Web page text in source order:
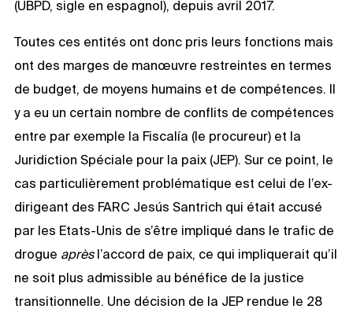
(UBPD, sigle en espagnol), depuis avril 2017.
Toutes ces entités ont donc pris leurs fonctions mais
ont des marges de manœuvre restreintes en termes
de budget, de moyens humains et de compétences. Il
y a eu un certain nombre de conflits de compétences
entre par exemple la Fiscalía (le procureur) et la
Juridiction Spéciale pour la paix (JEP). Sur ce point, le
cas particulièrement problématique est celui de l’ex-
dirigeant des FARC Jesús Santrich qui était accusé
par les Etats-Unis de s’être impliqué dans le trafic de
drogue aprèsl’accord de paix, ce qui impliquerait qu’il
ne soit plus admissible au bénéfice de la justice
transitionnelle. Une décision de la JEP rendue le 28